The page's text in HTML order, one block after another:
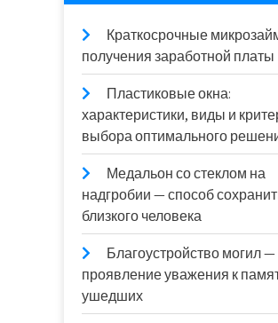
Краткосрочные
получения заработной платы
Пластиковые окна:
характеристики, виды и
выбора оптимального
Медальон со стеклом на
надгробии — способ
близкого человека
Благоустройство могил —
проявление уважения к
ушедших